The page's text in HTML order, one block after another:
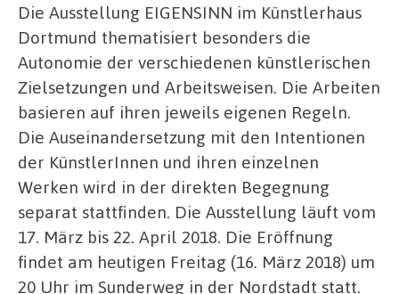
Die Ausstellung EIGENSINN im Künstlerhaus
Dortmund thematisiert besonders die
Autonomie der verschiedenen künstlerischen
Zielsetzungen und Arbeitsweisen. Die Arbeiten
basieren auf ihren jeweils eigenen Regeln.
Die Auseinandersetzung mit den Intentionen
der KünstlerInnen und ihren einzelnen
Werken wird in der direkten Begegnung
separat stattfinden. Die Ausstellung läuft vom
17. März bis 22. April 2018. Die Eröffnung
findet am heutigen Freitag (16. März 2018) um
20 Uhr im Sunderweg in der Nordstadt statt.